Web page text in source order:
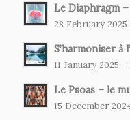
Le Diaphragm
28 February
S’harmoniser à
11 January 2025
Le Psoas – le
15 December